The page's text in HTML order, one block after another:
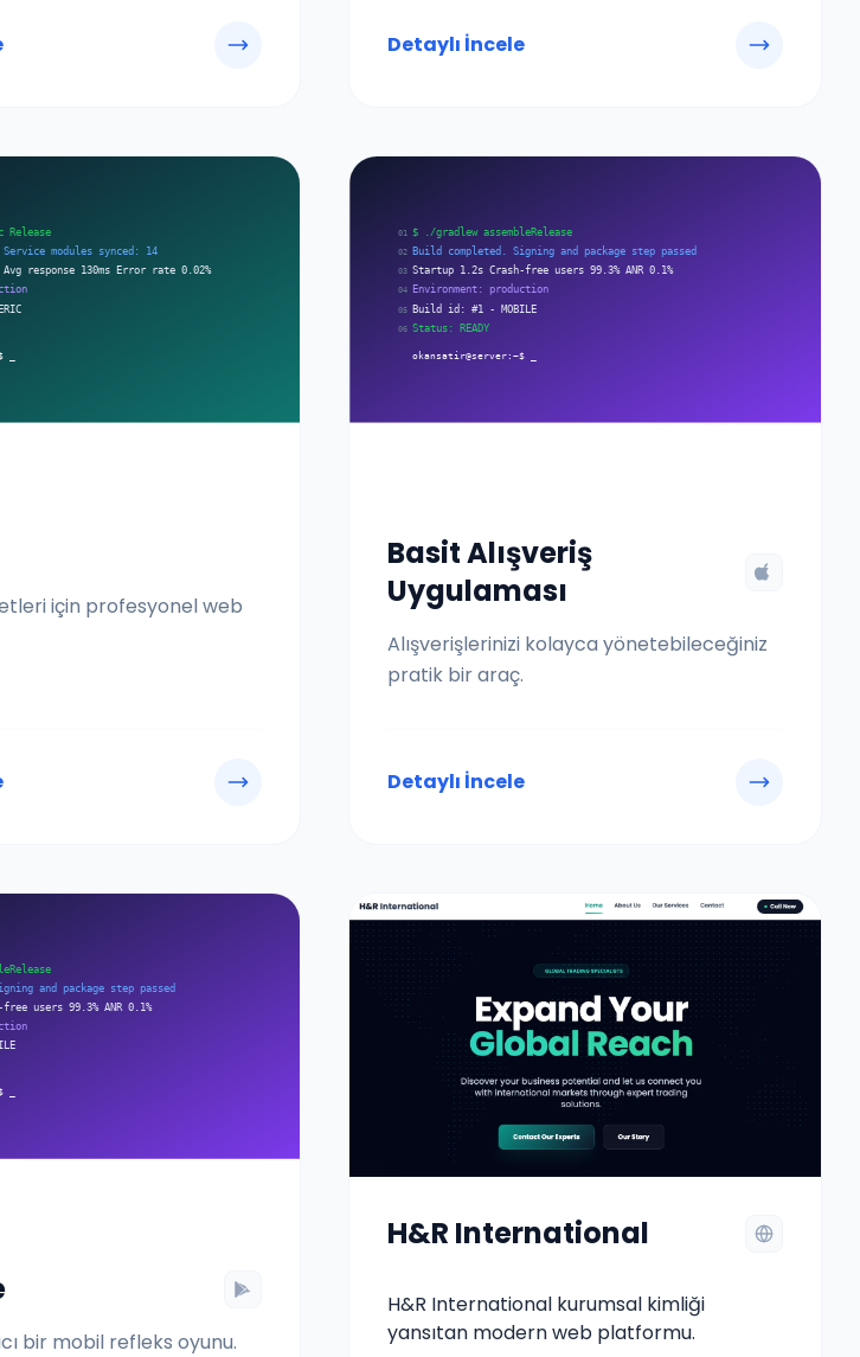
Detaylı İncele
için profesyonel web
Basit Alışveriş
Uygulaması
Alışverişlerinizi kolayca yönetebileceğiniz
pratik bir araç.
Detaylı İncele
bir mobil refleks oyunu.
H&R International
H&R International kurumsal kimliği
yansıtan modern web platformu.